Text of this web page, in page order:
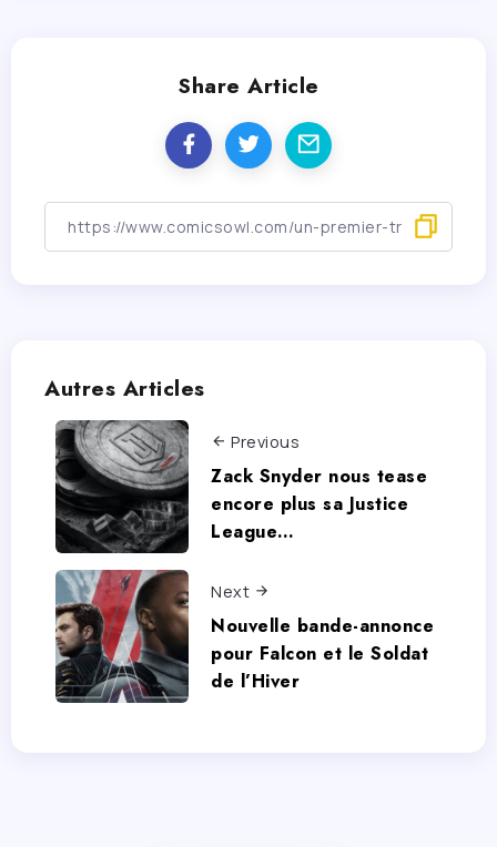
Share Article
Autres Articles
Previous
Zack Snyder nous tease
encore plus sa Justice
League…
Next
Nouvelle bande-annonce
pour Falcon et le Soldat
de l’Hiver